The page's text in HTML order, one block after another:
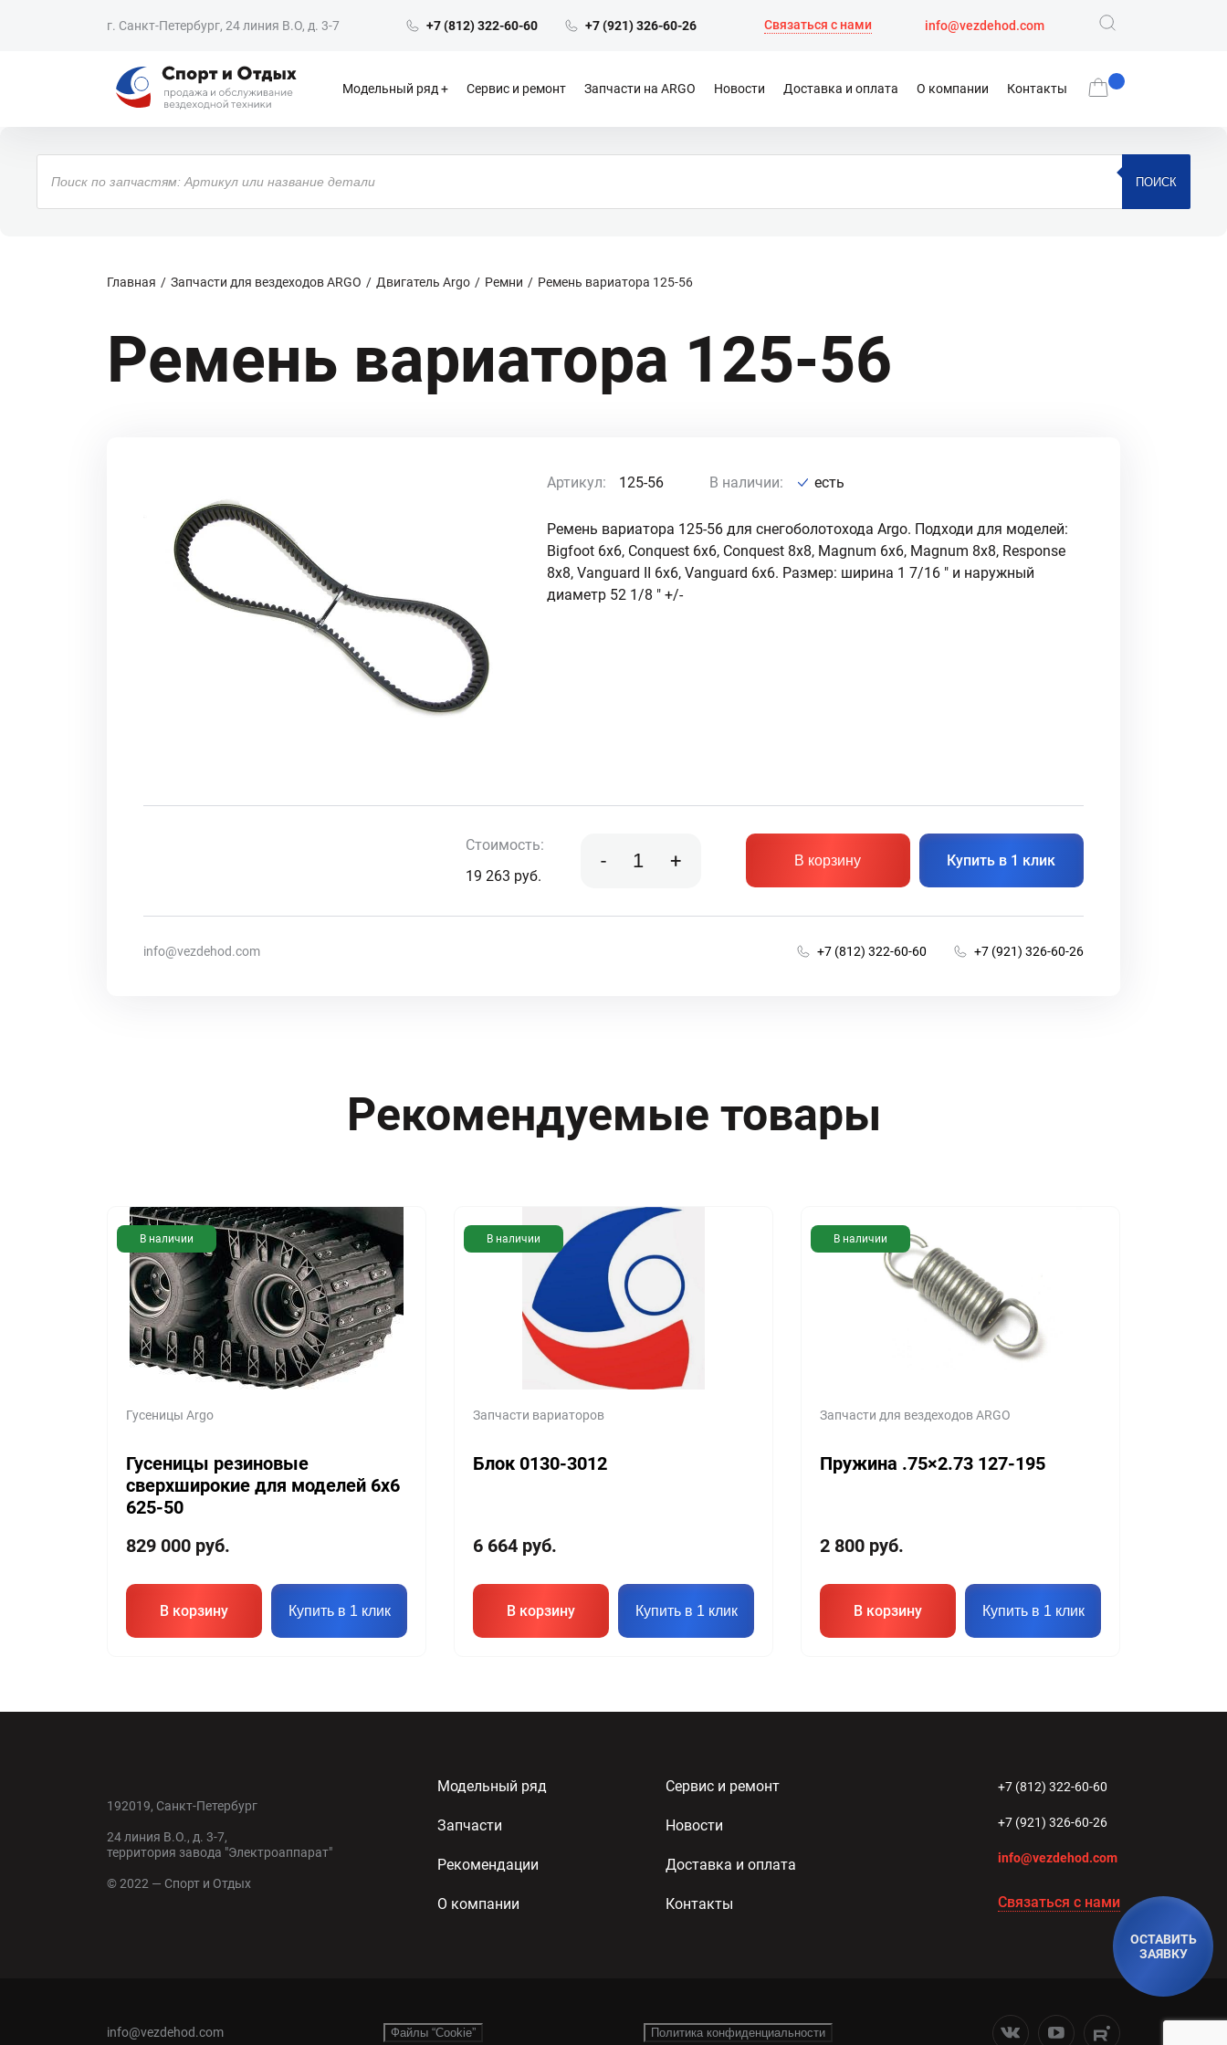
ОСТАВИТЬ
ЗАЯВКУ
г. Санкт-Петербург, 24 линия В.О, д. 3-7 +7 (812) 322-60-60 +7 (921) 326-60-26 Связаться с нами info@vezdehod.com
Модельный ряд Сервис и ремонт Запчасти на ARGO Новости Доставка и оплата О компании Контакты
Поиск
товаров
ПОИСК
Главная Запчасти для вездеходов ARGO Двигатель Argo Ремни Ремень вариатора 125-56
Ремень вариатора 125-56
Артикул: 125-56 В наличии: есть
Ремень вариатора 125-56 для снегоболотохода Argo. Подходи для моделей:
Bigfoot 6x6, Conquest 6x6, Conquest 8x8, Magnum 6x6, Magnum 8x8, Response
8x8, Vanguard II 6x6, Vanguard 6x6. Размер: ширина 1 7/16 " и наружный
диаметр 52 1/8 " +/-
Стоимость:
19 263 руб.
- + В корзину Купить в 1 клик
info@vezdehod.com +7 (812) 322-60-60 +7 (921) 326-60-26
Рекомендуемые товары
В наличии
Гусеницы Argo
Гусеницы резиновые
сверхширокие для моделей 6х6
625-50
829 000 руб.
В корзину Купить в 1 клик
В наличии
Запчасти вариаторов
Блок 0130-3012
6 664 руб.
В корзину Купить в 1 клик
В наличии
Запчасти для вездеходов ARGO
Пружина .75×2.73 127-195
2 800 руб.
В корзину Купить в 1 клик
Модельный ряд Сервис и ремонт
Запчасти Новости
Рекомендации Доставка и оплата
О компании Контакты
+7 (812) 322-60-60
+7 (921) 326-60-26
info@vezdehod.com
Связаться с нами
192019, Санкт-Петербург
24 линия В.О., д. 3-7,
территория завода "Электроаппарат"
© 2022 — Спорт и Отдых
info@vezdehod.com Файлы “Cookie” Политика конфиденциальности